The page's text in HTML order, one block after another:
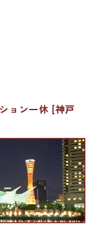
ョン一休 [神戸